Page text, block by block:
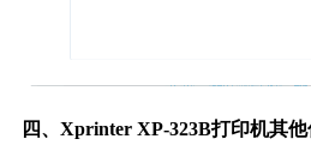
四、Xprinter XP-323B打印机其他